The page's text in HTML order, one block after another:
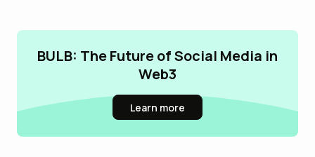
BULB: The Future of Social Media in
Web3
Learn more